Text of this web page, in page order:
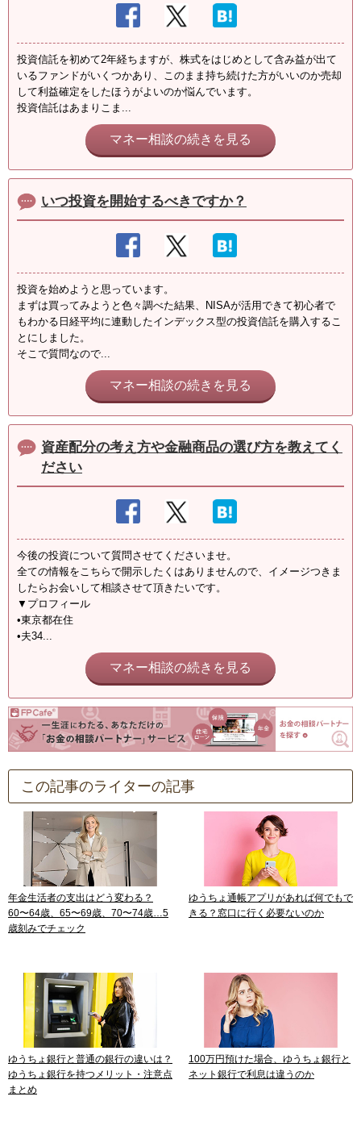
投資信託を初めて2年経ちますが、株式をはじめとして含み益が出て
いるファンドがいくつかあり、このまま持ち続けた方がいいのか売却
して利益確定をしたほうがよいのか悩んでいます。
投資信託はあまりこま...
マネー相談の続きを見る
いつ投資を開始するべきですか？
投資を始めようと思っています。
まずは買ってみようと色々調べた結果、NISAが活用できて初心者で
もわかる日経平均に連動したインデックス型の投資信託を購入するこ
とにしました。
そこで質問なので...
マネー相談の続きを見る
資産配分の考え方や金融商品の選び方を教えてく
ださい
今後の投資について質問させてくださいませ。
全ての情報をこちらで開示したくはありませんので、イメージつきま
したらお会いして相談させて頂きたいです。
▼プロフィール
•東京都在住
•夫34...
マネー相談の続きを見る
この記事のライターの記事
年金生活者の支出はどう変わる？
60〜64歳、65〜69歳、70〜74歳…5
歳刻みでチェック
ゆうちょ通帳アプリがあれば何でもで
きる？窓口に行く必要ないのか
ゆうちょ銀行と普通の銀行の違いは？
ゆうちょ銀行を持つメリット・注意点
まとめ
100万円預けた場合、ゆうちょ銀行と
ネット銀行で利息は違うのか